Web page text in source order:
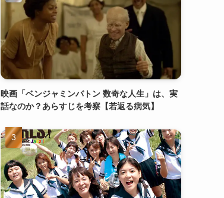
映画「ベンジャミンバトン 数奇な人生」は、実
話なのか？あらすじを考察【若返る病気】